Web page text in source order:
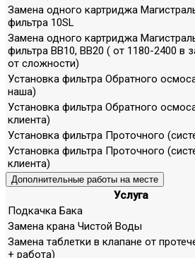
Замена одного картриджа
фильтра 10SL
Замена одного картриджа
фильтра ВВ10, ВВ20 ( от 1180-2400 в
от сложности)
Установка фильтра Обратного
наша)
Установка фильтра Обратного
клиента)
Установка фильтра Проточного
Установка фильтра Проточного
клиента)
Дополнительные работы на месте
Услуга
Подкачка Бака
Замена крана Чистой Воды
Замена таблетки в клапане от
+ работа)